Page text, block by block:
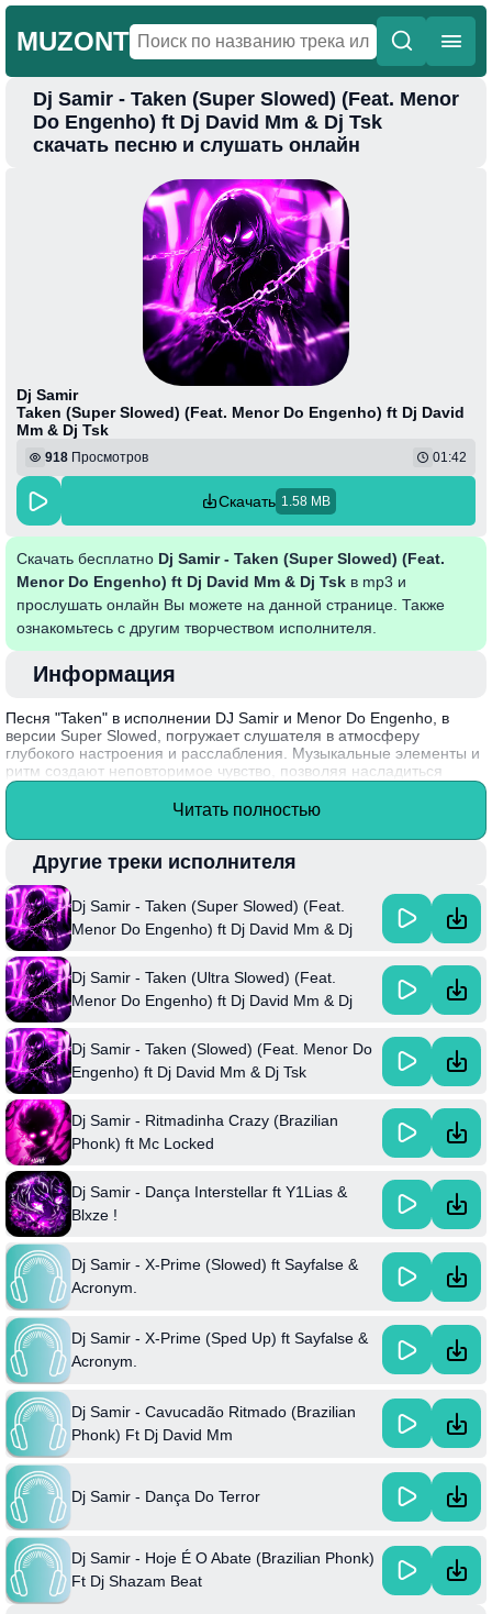
MUZONT
Главная
Новинки
Dj Samir - Taken (Super Slowed) (Feat. Menor
Do Engenho) ft Dj David Mm & Dj Tsk
скачать песню и слушать онлайн
Dj Samir
Taken (Super Slowed) (Feat. Menor Do Engenho) ft Dj David
Mm & Dj Tsk
918 Просмотров 01:42
Скачать 1.58 MB
Скачать бесплатно Dj Samir - Taken (Super Slowed) (Feat.
Menor Do Engenho) ft Dj David Mm & Dj Tsk в mp3 и
прослушать онлайн Вы можете на данной странице. Также
ознакомьтесь с другим творчеством исполнителя.
Информация
Песня "Taken" в исполнении DJ Samir и Menor Do Engenho, в
версии Super Slowed, погружает слушателя в атмосферу
глубокого настроения и расслабления. Музыкальные элементы и
ритм создают неповторимое чувство, позволяя насладиться
каждой нотой. Этот трек идеально подходит для вечеринок, где
важно установить правильный настрой, а также для спокойных
создавая уникальное звучание, которое запоминается надолго.
Стоит отметить, что DJ Samir стал популярным благодаря своим
экспериментам со звуком, соединяя различные жанры и культуры
в своих работах, что делает его музыку актуальной и
универсальной.
Читать полностью
Другие треки исполнителя
Dj Samir - Taken (Super Slowed) (Feat.
Menor Do Engenho) ft Dj David Mm & Dj
Dj Samir - Taken (Ultra Slowed) (Feat.
Menor Do Engenho) ft Dj David Mm & Dj
Dj Samir - Taken (Slowed) (Feat. Menor Do
Engenho) ft Dj David Mm & Dj Tsk
Dj Samir - Ritmadinha Crazy (Brazilian
Phonk) ft Mc Locked
Dj Samir - Dança Interstellar ft Y1Lias &
Blxze !
Dj Samir - X-Prime (Slowed) ft Sayfalse &
Acronym.
Dj Samir - X-Prime (Sped Up) ft Sayfalse &
Acronym.
Dj Samir - Cavucadão Ritmado (Brazilian
Phonk) Ft Dj David Mm
Dj Samir - Dança Do Terror
Dj Samir - Hoje É O Abate (Brazilian Phonk)
Ft Dj Shazam Beat